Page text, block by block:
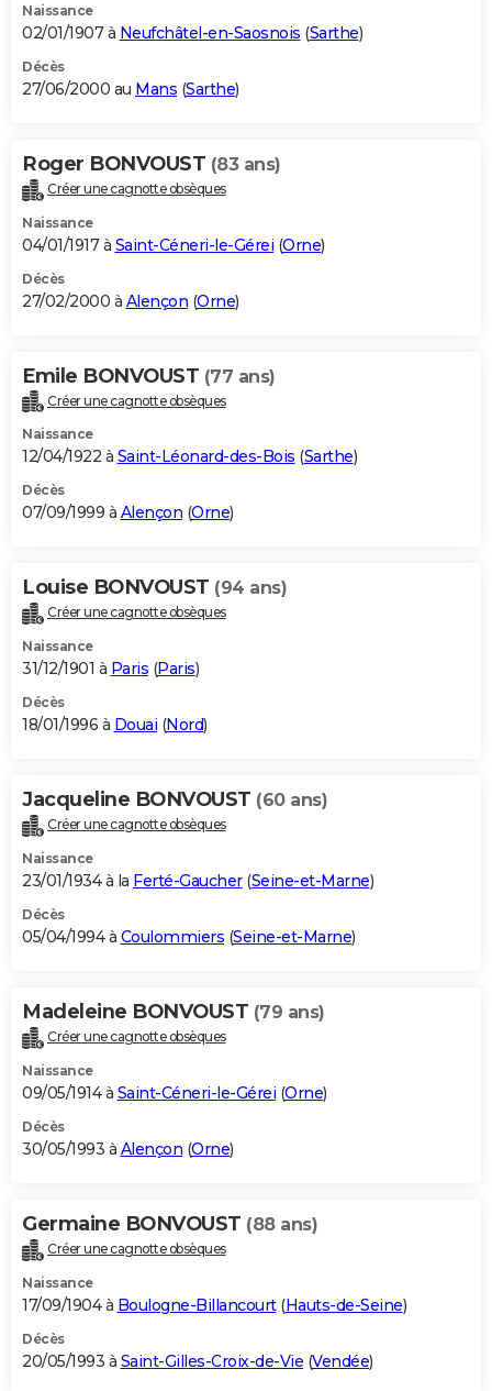
Naissance
02/01/1907 à Neufchâtel-en-Saosnois (Sarthe)
Décès
27/06/2000 au Mans (Sarthe)
Roger BONVOUST (83 ans)
Créer une cagnotte obsèques
Naissance
04/01/1917 à Saint-Céneri-le-Gérei (Orne)
Décès
27/02/2000 à Alençon (Orne)
Emile BONVOUST (77 ans)
Créer une cagnotte obsèques
Naissance
12/04/1922 à Saint-Léonard-des-Bois (Sarthe)
Décès
07/09/1999 à Alençon (Orne)
Louise BONVOUST (94 ans)
Créer une cagnotte obsèques
Naissance
31/12/1901 à Paris (Paris)
Décès
18/01/1996 à Douai (Nord)
Jacqueline BONVOUST (60 ans)
Créer une cagnotte obsèques
Naissance
23/01/1934 à la Ferté-Gaucher(Seine-et-Marne)
Décès
05/04/1994 à Coulommiers (Seine-et-Marne)
Madeleine BONVOUST (79 ans)
Créer une cagnotte obsèques
Naissance
09/05/1914 à Saint-Céneri-le-Gérei (Orne)
Décès
30/05/1993 à Alençon (Orne)
Germaine BONVOUST (88 ans)
Créer une cagnotte obsèques
Naissance
17/09/1904 à Boulogne-Billancourt(Hauts-de-Seine)
Décès
20/05/1993 à Saint-Gilles-Croix-de-Vie (Vendée)